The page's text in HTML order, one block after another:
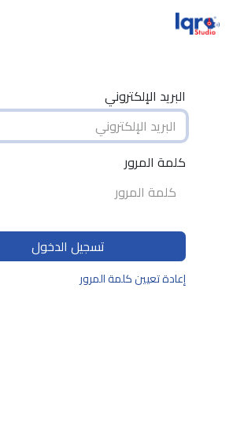
البريد الإلكتروني
كلمة المرور
تسجيل الدخول
إعادة تعيين كلمة المرور